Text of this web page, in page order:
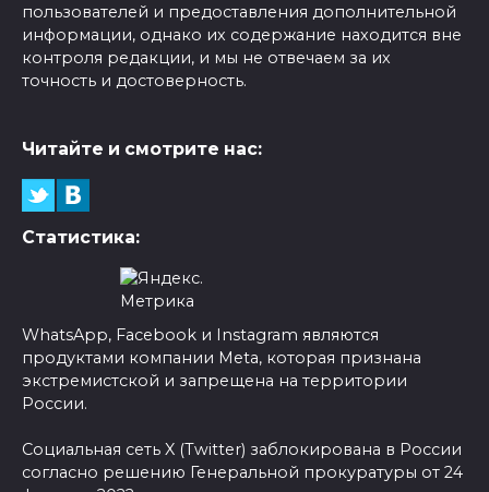
пользователей и предоставления дополнительной
информации, однако их содержание находится вне
контроля редакции, и мы не отвечаем за их
точность и достоверность.
Читайте и смотрите нас:
Статистика:
WhatsApp, Facebook и Instagram являются
продуктами компании Meta, которая признана
экстремистской и запрещена на территории
России.
Социальная сеть X (Twitter) заблокирована в России
согласно решению Генеральной прокуратуры от 24